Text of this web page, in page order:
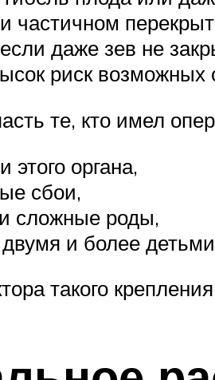
частичном
даже зев не
риск
те, кто имел
органа,
сбои,
сложные роды,
и более
такого